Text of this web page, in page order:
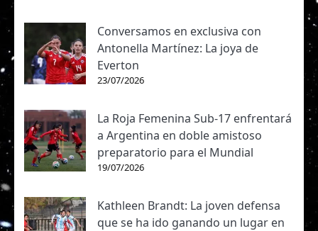
Conversamos en exclusiva con
Antonella Martínez: La joya de
Everton
23/07/2026
La Roja Femenina Sub-17 enfrentará
a Argentina en doble amistoso
preparatorio para el Mundial
19/07/2026
Kathleen Brandt: La joven defensa
que se ha ido ganando un lugar en